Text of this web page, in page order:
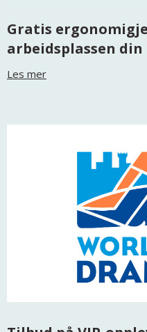
Gratis
arbeidsplassen
Les mer